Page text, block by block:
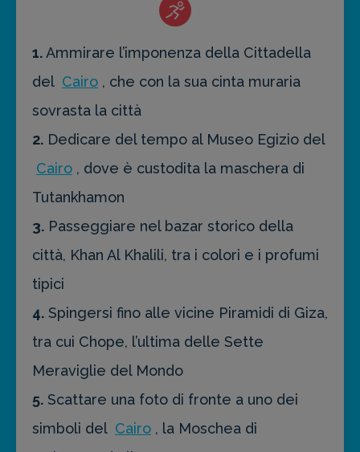
1.Ammirare l’imponenza della Cittadella
del Cairo , che con la sua cinta muraria
sovrasta la città
2. Dedicare del tempo al Museo Egizio del
Cairo , dove è custodita la maschera di
Tutankhamon
3. Passeggiare nel bazar storico della
città, Khan Al Khalili, tra i colori e i profumi
tipici
4. Spingersi fino alle vicine Piramidi di Giza,
tra cui Chope, l’ultima delle Sette
Meraviglie del Mondo
5. Scattare una foto di fronte a uno dei
simboli del Cairo , la Moschea di